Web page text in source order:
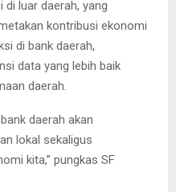
di luar daerah, yang
kontribusi ekonomi
di bank daerah,
data yang lebih baik
daerah.
daerah akan
lokal sekaligus
kita,” pungkas SF